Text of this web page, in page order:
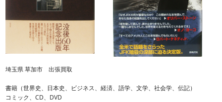
埼玉県 草加市 出張買取
書籍（世界史、日本史、ビジネス、経済、語学、文学、社会学、伝記）
コミック、CD、DVD